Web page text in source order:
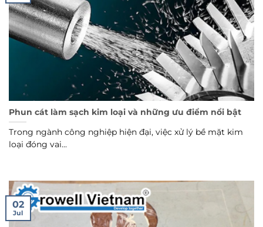
Phun cát làm sạch kim loại và những ưu điểm nổi bật
Trong ngành công nghiệp hiện đại, việc xử lý bề mặt kim
loại đóng vai...
02
Jul